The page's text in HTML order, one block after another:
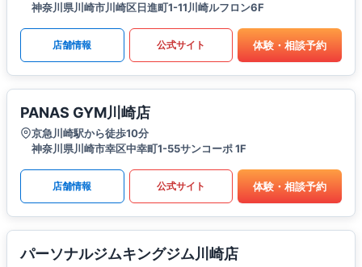
神奈川県川崎市川崎区日進町1-11川崎ルフロン6F
店舗情報 公式サイト 体験・相談予約
PANAS GYM川崎店
京急川崎駅から徒歩10分
神奈川県川崎市幸区中幸町1-55サンコーポ 1F
店舗情報 公式サイト 体験・相談予約
パーソナルジムキングジム川崎店